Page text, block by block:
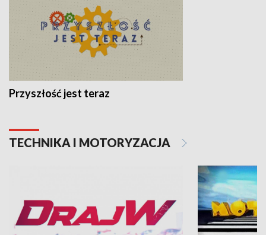
Przyszłość jest teraz
TECHNIKA I MOTORYZACJA